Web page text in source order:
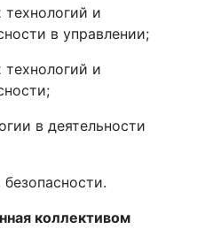
и
в управлении;
и
в деятельности
коллективом